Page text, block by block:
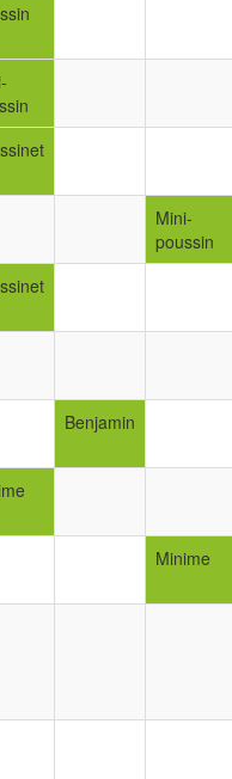
Mini-
poussin
Benjamin
Minime